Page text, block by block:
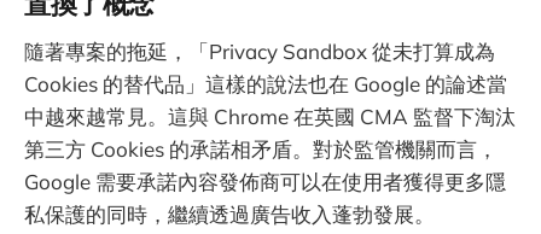
隨著專案的拖延，「Privacy Sandbox 從未打算成為
Cookies 的替代品」這樣的說法也在 Google 的論述當
中越來越常見。這與 Chrome 在英國 CMA 監督下淘汰
第三方 Cookies 的承諾相矛盾。對於監管機關而言，
Google 需要承諾內容發佈商可以在使用者獲得更多隱
私保護的同時，繼續透過廣告收入蓬勃發展。